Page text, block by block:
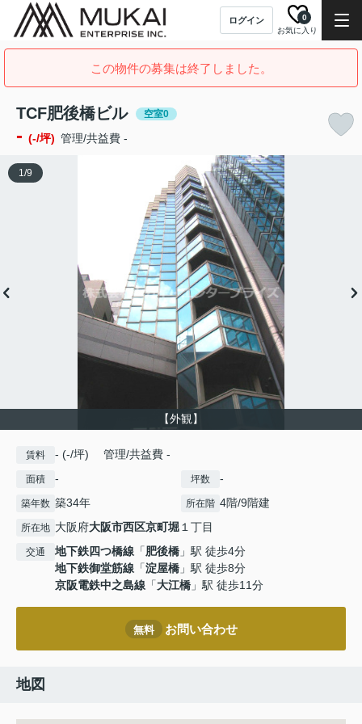
ログイン
お気に入り
0
この物件の募集は終了しました。
TCF肥後橋ビル 空室0
- (-/坪) 管理/共益費 -
【外観】
1/9
賃料 - (-/坪) 管理/共益費 -
面積 - 坪数 -
築年数 築34年 所在階 4階/9階建
所在地 大阪府大阪市西区京町堀１丁目
交通 地下鉄四つ橋線 「肥後橋 」駅 徒歩4分
地下鉄御堂筋線 「淀屋橋 」駅 徒歩8分
京阪電鉄中之島線 「大江橋 」駅 徒歩11分
無料 お問い合わせ
地図